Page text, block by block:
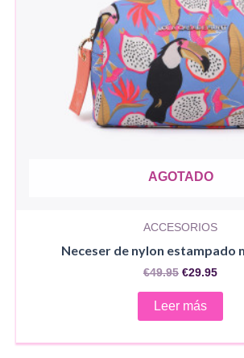
AGOTADO
ACCESORIOS
Neceser de nylon estampado
€49.95 El
original
€29.95El
Leer más